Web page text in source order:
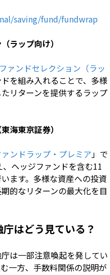
saving/fund/fundwrap
ラップ向け）
ァンドセレクション（ラッ
を組み入れることで、多様
リターンを提供するラップ
海東京証券）
ァンドラップ・プレミア」で
ヘッジファンドを含む11
ます。多様な資産への投資
的なリターンの最大化を目
はどう見ている？
は一部注意喚起を発してい
一方、手数料関係の説明が